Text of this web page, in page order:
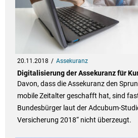
20.11.2018 Assekuranz
Digitalisierung der Assekuranz für
Davon, dass die Assekuranz den
mobile Zeitalter geschafft hat, sind
Bundesbürger laut der Adcubum-
Versicherung 2018“ nicht überzeugt.